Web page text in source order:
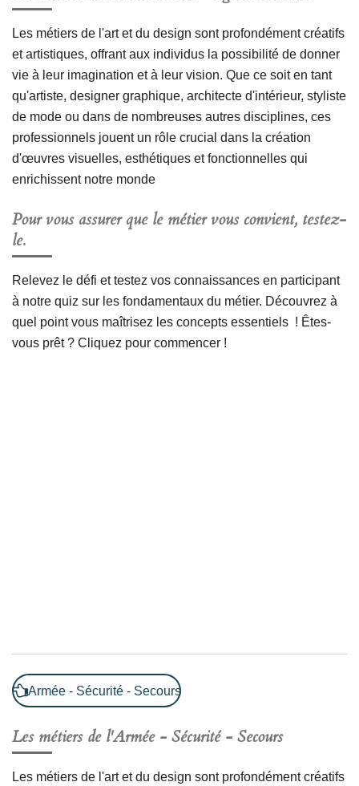
Les métiers de l'art et du design sont profondément créatifs
et artistiques, offrant aux individus la possibilité de donner
vie à leur imagination et à leur vision. Que ce soit en tant
qu'artiste, designer graphique, architecte d'intérieur, styliste
de mode ou dans de nombreuses autres disciplines, ces
professionnels jouent un rôle crucial dans la création
d'œuvres visuelles, esthétiques et fonctionnelles qui
enrichissent notre monde
Pour vous assurer que le métier vous convient, testez-
le.
Relevez le défi et testez vos connaissances en participant
à notre quiz sur les fondamentaux du métier. Découvrez à
quel point vous maîtrisez les concepts essentiels ! Êtes-
vous prêt ? Cliquez pour commencer !
Armée - Sécurité - Secours
Les métiers de l'Armée - Sécurité - Secours
Les métiers de l'art et du design sont profondément créatifs